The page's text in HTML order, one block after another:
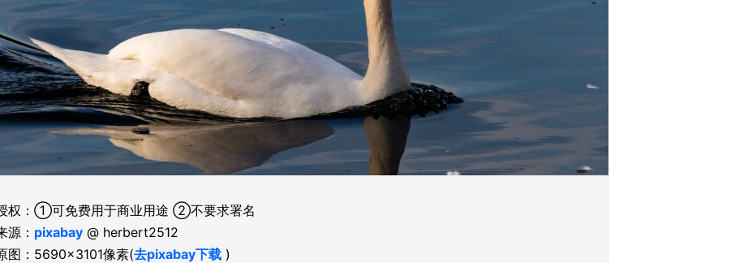
权：①可免费用于商业用途 ②不要求署名
源： pixabay@ herbert2512
图：5690×3101像素(去pixabay下载)